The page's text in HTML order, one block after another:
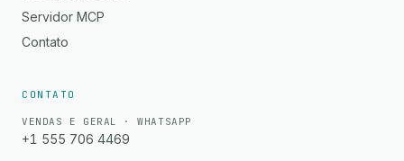
Servidor MCP
Contato
CONTATO
VENDAS E GERAL · WHATSAPP
+1 555 706 4469